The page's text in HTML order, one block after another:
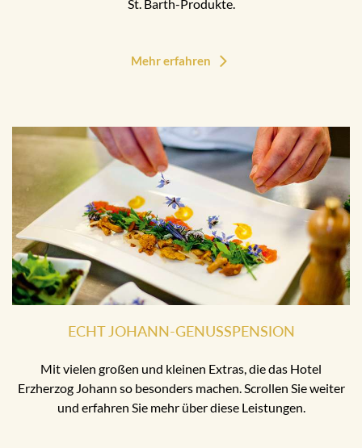
St. Barth-Produkte.
Mehr erfahren
ECHT JOHANN-GENUSSPENSION
Mit vielen großen und kleinen Extras, die das Hotel
Erzherzog Johann so besonders machen. Scrollen Sie weiter
und erfahren Sie mehr über diese Leistungen.